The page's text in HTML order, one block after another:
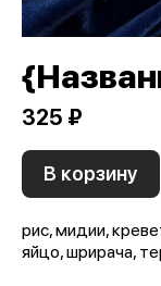
325 ₽
В корзину
рис, мидии,
яйцо, шрирача,